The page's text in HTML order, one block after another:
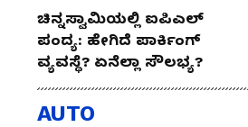
ಚಿನ್ನಸ್ವಾಮಿಯಲ್ಲಿ ಐಪಿಎಲ್‌
ಪಂದ್ಯ: ಹೇಗಿದೆ ಪಾರ್ಕಿಂಗ್
ವ್ಯವಸ್ಥೆ? ಏನೆಲ್ಲಾ ಸೌಲಭ್ಯ?
AUTO